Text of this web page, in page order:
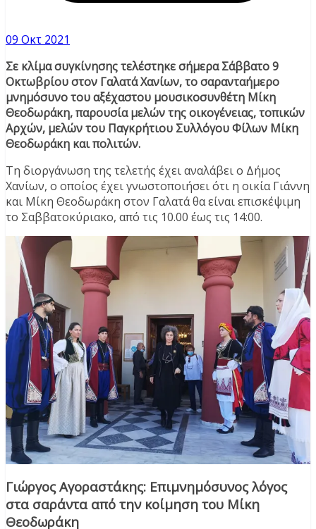
09 Οκτ 2021
Σε κλίμα συγκίνησης τελέστηκε σήμερα Σάββατο 9
Οκτωβρίου στον Γαλατά Χανίων, το σαρανταήμερο
μνημόσυνο του αξέχαστου μουσικοσυνθέτη Μίκη
Θεοδωράκη, παρουσία μελών της οικογένειας, τοπικών
Αρχών, μελών του Παγκρήτιου Συλλόγου Φίλων Μίκη
Θεοδωράκη και πολιτών.
Τη διοργάνωση της τελετής έχει αναλάβει ο Δήμος
Χανίων, ο οποίος έχει γνωστοποιήσει ότι η οικία Γιάννη
και Μίκη Θεοδωράκη στον Γαλατά θα είναι επισκέψιμη
το Σαββατοκύριακο, από τις 10.00 έως τις 14:00.
Γιώργος Αγοραστάκης: Επιμνημόσυνος λόγος
στα σαράντα από την κοίμηση του Μίκη
Θεοδωράκη